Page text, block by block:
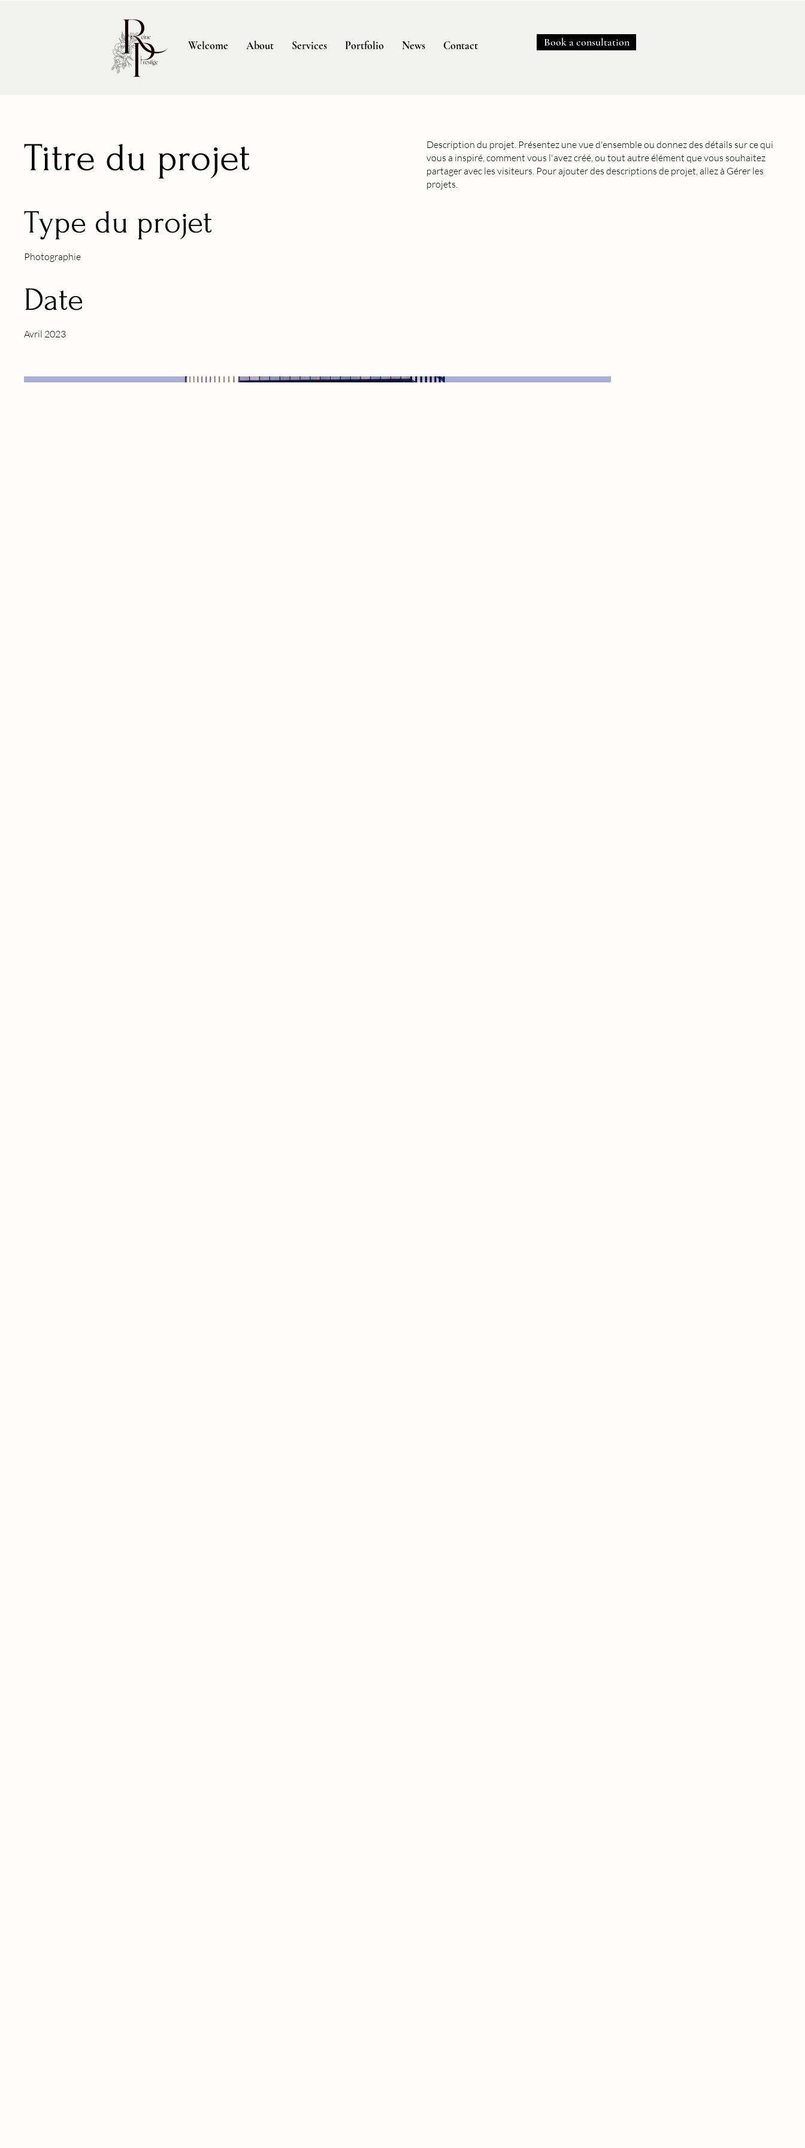
Welcome About Services Portfolio News Contact Book a consultation
Titre du projet
Type du projet
Photographie
Date
Avril 2023
Description du projet. Présentez une vue d'ensemble ou donnez des détails sur ce qui
vous a inspiré, comment vous l'avez créé, ou tout autre élément que vous souhaitez
partager avec les visiteurs. Pour ajouter des descriptions de projet, allez à Gérer les
projets.